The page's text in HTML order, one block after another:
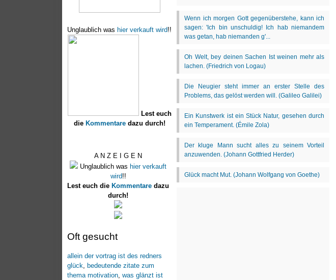
Unglaublich was hier verkauft wird!!
Lest euch
die Kommentaredazu durch!
A N Z E I G E N
Unglaublich was hier verkauft
wird!!
Lest euch die Kommentare dazu
durch!
Oft gesucht
allein der vortrag ist des redners
glück
bedeutende zitate zum
thema motivation was glänzt ist